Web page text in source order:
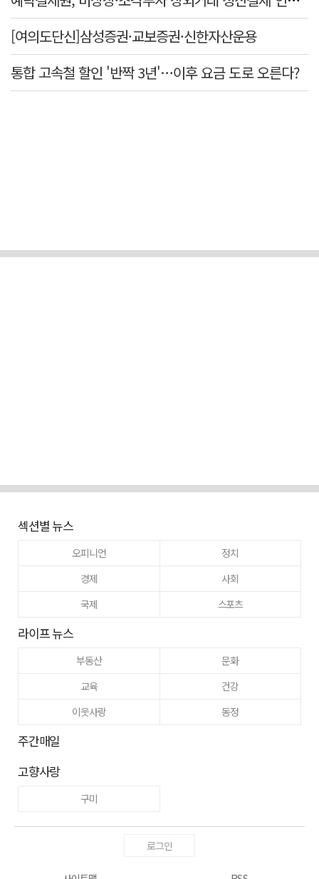
[여의도단신]삼성증권·교보증권·신한자산운용
통합 고속철 할인 '반짝 3년'…이후 요금 도로 오른다?
섹션별 뉴스
오피니언
정치
경제
사회
국제
스포츠
라이프 뉴스
부동산
문화
교육
건강
이웃사랑
동정
주간매일
고향사랑
구미
로그인